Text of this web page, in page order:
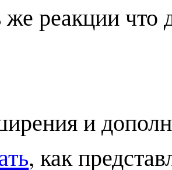
же реакции что
и
, как